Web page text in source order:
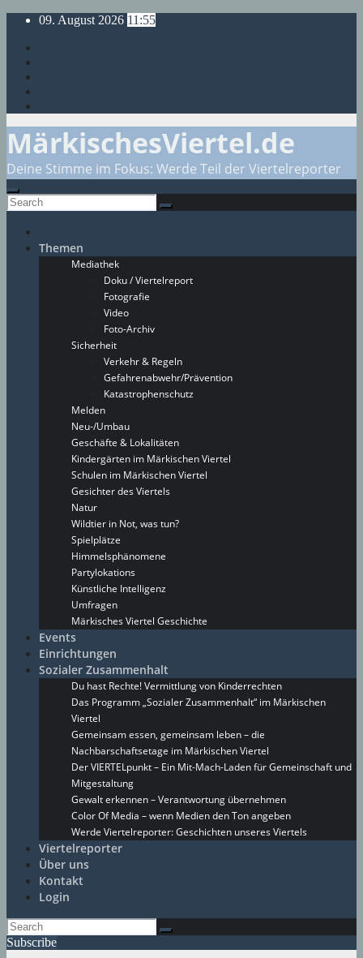
Skip
content
09. August 2026 11:55
MärkischesViertel.de
Deine Stimme im Fokus: Werde Teil der Viertelreporter
Themen
Mediathek
Doku / Viertelreport
Fotografie
Video
Foto-Archiv
Sicherheit
Verkehr & Regeln
Gefahrenabwehr/Prävention
Katastrophenschutz
Melden
Neu-/Umbau
Geschäfte & Lokalitäten
Kindergärten im Märkischen Viertel
Schulen im Märkischen Viertel
Gesichter des Viertels
Natur
Wildtier in Not, was tun?
Spielplätze
Himmelsphänomene
Partylokations
Künstliche Intelligenz
Umfragen
Märkisches Viertel Geschichte
Events
Einrichtungen
Sozialer Zusammenhalt
Du hast Rechte! Vermittlung von Kinderrechten
Das Programm „Sozialer Zusammenhalt“ im Märkischen
Viertel
Gemeinsam essen, gemeinsam leben – die
Nachbarschaftsetage im Märkischen Viertel
Der VIERTELpunkt – Ein Mit-Mach-Laden für Gemeinschaft und
Mitgestaltung
Gewalt erkennen – Verantwortung übernehmen
Color Of Media – wenn Medien den Ton angeben
Werde Viertelreporter: Geschichten unseres Viertels
Viertelreporter
Über uns
Kontakt
Login
Subscribe